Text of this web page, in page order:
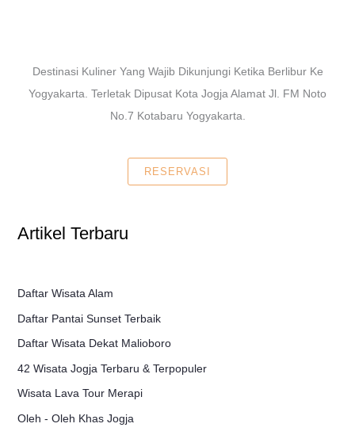
Destinasi Kuliner Yang Wajib Dikunjungi Ketika Berlibur Ke
Yogyakarta. Terletak Dipusat Kota Jogja Alamat Jl. FM Noto
No.7 Kotabaru Yogyakarta.
RESERVASI
Artikel Terbaru
Daftar Wisata Alam
Daftar Pantai Sunset Terbaik
Daftar Wisata Dekat Malioboro
42 Wisata Jogja Terbaru & Terpopuler
Wisata Lava Tour Merapi
Oleh - Oleh Khas Jogja